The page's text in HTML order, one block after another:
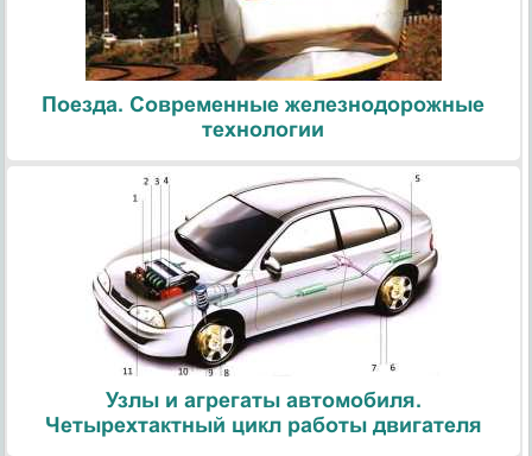
Поезда. Современные железнодорожные
технологии
Узлы и агрегаты автомобиля.
Четырехтактный цикл работы двигателя